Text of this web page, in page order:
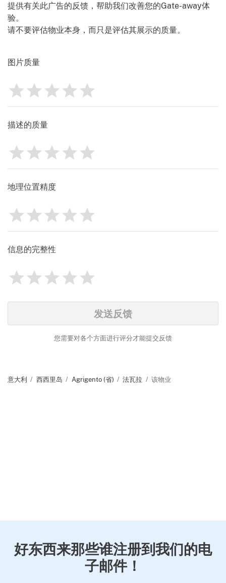
提供有关此广告的反馈，帮助我们改善您的Gate-away体
验。
请不要评估物业本身，而只是评估其展示的质量。
图片质量
评分
0
1 2 3 4 5
描述的质量
评分
0
1 2 3 4 5
地理位置精度
评分
0
1 2 3 4 5
信息的完整性
评分
0
1 2 3 4 5
发送反馈
您需要对各个方面进行评分才能提交反馈
意大利 西西里岛 Agrigento (省) 法瓦拉 该物业
好东西来那些谁注册到我们的电
子邮件！